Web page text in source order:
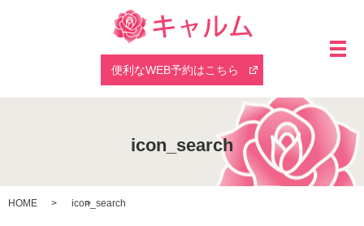
メ
便利なWEB予約はこちら
icon_search
HOME icon_search